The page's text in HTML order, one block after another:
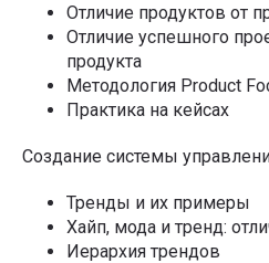
Отличие продуктов от
Отличие успешного
продукта
Методология Product
Практика на кейсах
Создание системы
Тренды и их примеры
Хайп, мода и тренд:
Иерархия трендов